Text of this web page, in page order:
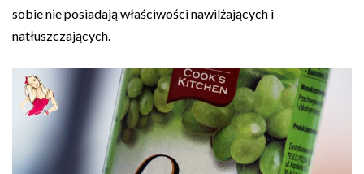
sobie nie posiadają właściwości nawilżających i
natłuszczających.